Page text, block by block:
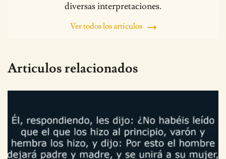
diversas interpretaciones.
Ver todos los artículos
Articulos relacionados